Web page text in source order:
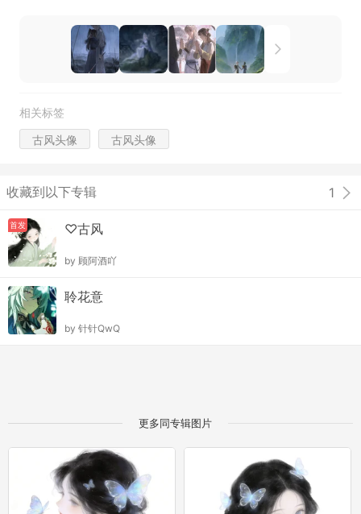
相关标签
古风头像 古风头像
收藏到以下专辑 1
首发 ♡古风
by 顾阿酒吖
聆花意
by 针针QwQ
更多同专辑图片